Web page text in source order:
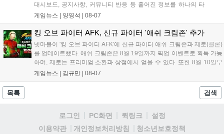
대시보드, 공지사항, 커뮤니티 반응 등 흩어진 정보를 하나의 타
임라인에 연결해 원인을 빠르게 파악하도록 돕는 관제 허브입니
중심의 운영 방식을 사전 대비 체계로 전환하며 데이터 기반의 효
율적인 의사결정을 지원하고 있습니다....
게임뉴스 | 양영석 08-07
킹 오브 파이터 AFK, 신규 파이터 '애쉬 크림존' 추가
넷마블이 '킹 오브 파이터 AFK'에 신규 파이터 애쉬 크림존과 제로(클론)
를 업데이트했다. 애쉬 크림존은 8월 19일까지 픽업 이벤트로 획득 가능
하며, 제로는 프리미엄 소환과 상점에서 얻을 수 있다. 또한 8월 10일부
터 14일까지 럭키 엘피 이벤트로 론을, 13일부터 26일까지 트로피칼 아
게임뉴스 | 김규만 08-07
목록 검색
로그인 PC화면 퀵링크
설정
이용약관
개인정보처리방침
청소년보호정책